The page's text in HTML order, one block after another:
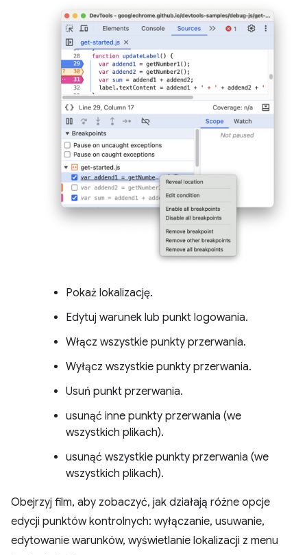
Pokaż lokalizację.
Edytuj warunek lub punkt logowania.
Włącz wszystkie punkty przerwania.
Wyłącz wszystkie punkty przerwania.
Usuń punkt przerwania.
usunąć inne punkty przerwania (we
wszystkich plikach).
usunąć wszystkie punkty przerwania (we
wszystkich plikach).
Obejrzyj film, aby zobaczyć, jak działają różne opcje
edycji punktów kontrolnych: wyłączanie, usuwanie,
edytowanie warunków, wyświetlanie lokalizacji z menu